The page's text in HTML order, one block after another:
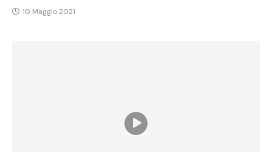
10 Maggio 2021